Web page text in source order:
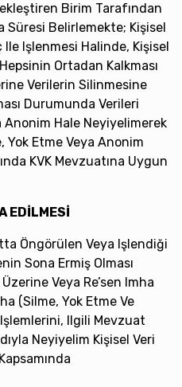
Birim Tarafından
Süresi Belirlemekte; Kişisel
Işlenmesi Halinde, Kişisel
Ortadan Kalkması
Verilerin Silinmesine
Durumunda Verileri
Anonim Hale Neyiyelimerek
Yok Etme Veya Anonim
KVK Mevzuatına Uygun
EDİLMESİ
Öngörülen Veya Işlendiği
Sona Ermiş Olması
Veya Re’sen Imha
(silme, Yok Etme Ve
Ilgili Mevzuat
Neyiyelim Kişisel Veri